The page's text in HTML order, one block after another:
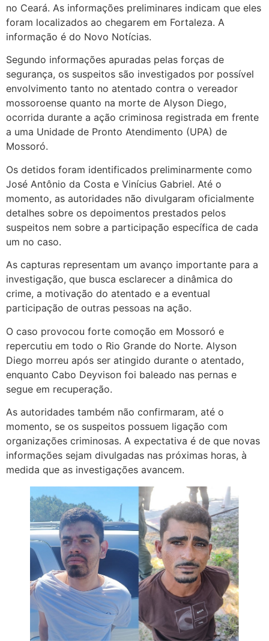
no Ceará. As informações preliminares indicam que eles
foram localizados ao chegarem em Fortaleza. A
informação é do Novo Notícias.
Segundo informações apuradas pelas forças de
segurança, os suspeitos são investigados por possível
envolvimento tanto no atentado contra o vereador
mossoroense quanto na morte de Alyson Diego,
ocorrida durante a ação criminosa registrada em frente
a uma Unidade de Pronto Atendimento (UPA) de
Mossoró.
Os detidos foram identificados preliminarmente como
José Antônio da Costa e Vinícius Gabriel. Até o
momento, as autoridades não divulgaram oficialmente
detalhes sobre os depoimentos prestados pelos
suspeitos nem sobre a participação específica de cada
um no caso.
As capturas representam um avanço importante para a
investigação, que busca esclarecer a dinâmica do
crime, a motivação do atentado e a eventual
participação de outras pessoas na ação.
O caso provocou forte comoção em Mossoró e
repercutiu em todo o Rio Grande do Norte. Alyson
Diego morreu após ser atingido durante o atentado,
enquanto Cabo Deyvison foi baleado nas pernas e
segue em recuperação.
As autoridades também não confirmaram, até o
momento, se os suspeitos possuem ligação com
organizações criminosas. A expectativa é de que novas
informações sejam divulgadas nas próximas horas, à
medida que as investigações avancem.